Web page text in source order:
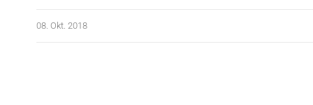
08. Okt. 2018